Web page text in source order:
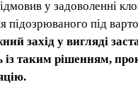
у задоволенні
підозрюваного під
захід у вигляді
таким рішенням,